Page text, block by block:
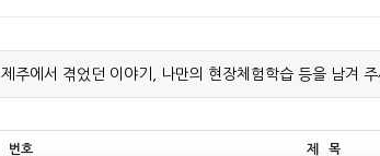
제주에서 겪었던 이야기, 나만의 현장체험학습 등을 남겨
번호 제 목